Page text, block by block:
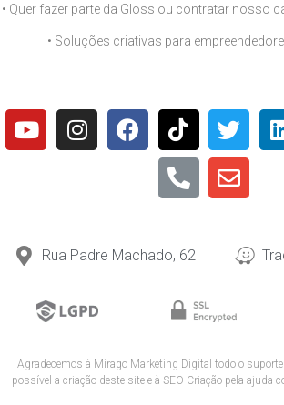
• Quer fazer parte da Gloss ou contratar nosso
• Soluções criativas para
Rua Padre Machado, 62
Agradecemos à Mirago Marketing Digital todo o
possível a criação deste site e à SEO Criaçãopela ajuda